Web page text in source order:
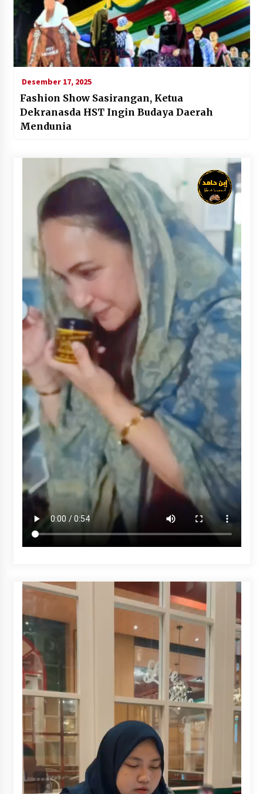
Desember 17, 2025
Fashion Show Sasirangan, Ketua
Dekranasda HST Ingin Budaya Daerah
Mendunia